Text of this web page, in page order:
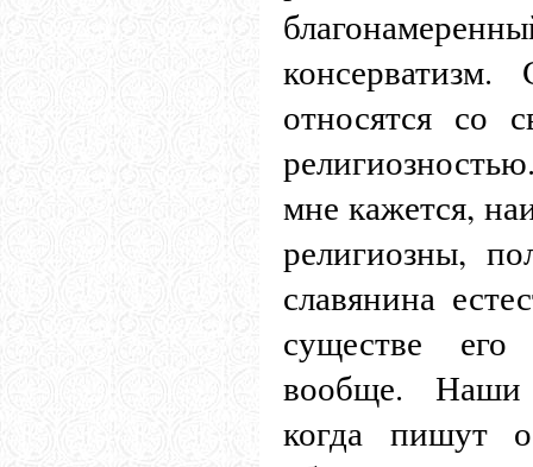
относятся со
мне кажется,
религиозны,
славянина
существе
вообще. Наши
когда пишут